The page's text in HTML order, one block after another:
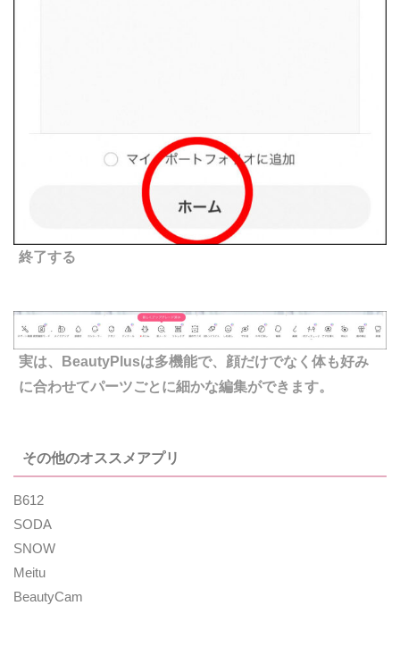
終了する
実は、BeautyPlusは多機能で、顔だけでなく体も好み
に合わせてパーツごとに細かな編集ができます。
その他のオススメアプリ
B612
SODA
SNOW
Meitu
BeautyCam